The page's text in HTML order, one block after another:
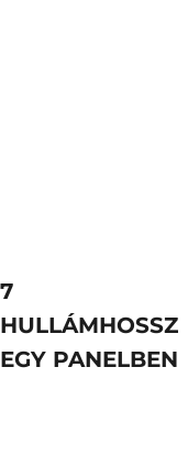
7
HULLÁMHOSSZ
EGY PANELBEN